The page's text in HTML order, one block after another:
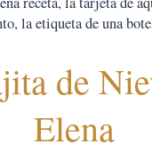
la etiqueta de una
de
Elena